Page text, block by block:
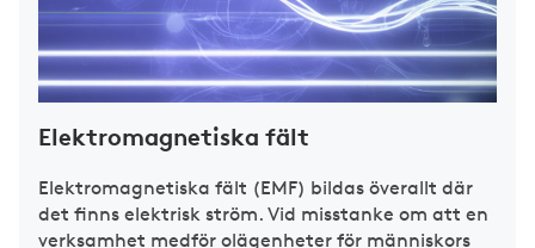
Elektromagnetiska fält
Elektromagnetiska fält (EMF) bildas överallt där
det finns elektrisk ström. Vid misstanke om att en
verksamhet medför olägenheter för människors